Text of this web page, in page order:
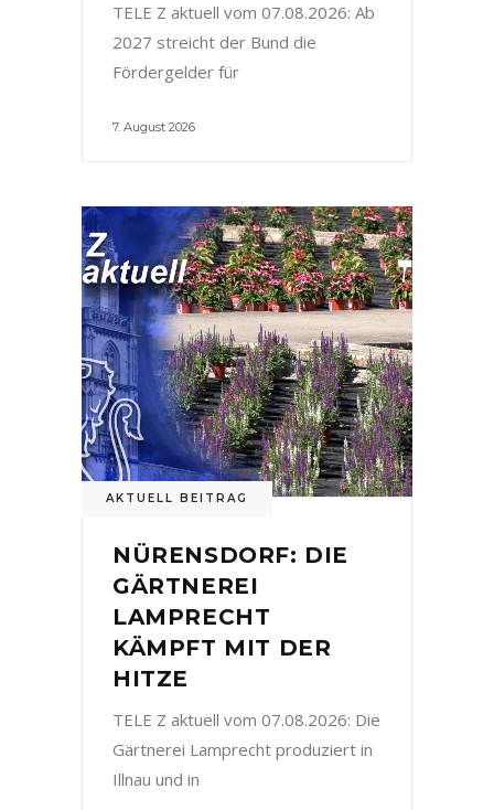
TELE Z aktuell vom 07.08.2026: Ab
2027 streicht der Bund die
Fördergelder für
7. August 2026
AKTUELL BEITRAG
NÜRENSDORF: DIE
GÄRTNEREI
LAMPRECHT
KÄMPFT MIT DER
HITZE
TELE Z aktuell vom 07.08.2026: Die
Gärtnerei Lamprecht produziert in
Illnau und in